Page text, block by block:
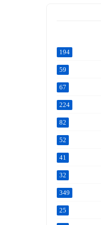
194
59
67
224
82
52
41
32
349
25